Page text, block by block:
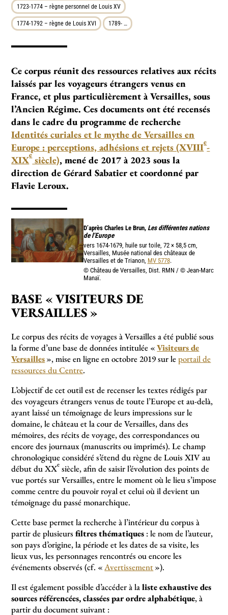
1723-1774 – règne personnel de Louis XV
1774-1792 – règne de Louis XVI 1789- …
Ce corpus réunit des ressources relatives aux récits
laissés par les voyageurs étrangers venus en
France, et plus particulièrement à Versailles, sous
l’Ancien Régime. Ces documents ont été recensés
dans le cadre du programme de recherche
Identités curiales et le mythe de Versailles en
Europe : perceptions, adhésions et rejets (XVIIIe-
XIXesiècle), mené de 2017 à 2023 sous la
direction de Gérard Sabatier et coordonné par
Flavie Leroux.
D’après Charles Le Brun, Les différentes nations
de l’Europe
vers 1674-1679, huile sur toile, 72 × 58,5 cm,
Versailles, Musée national des châteaux de
Versailles et de Trianon, MV 5778.
© Château de Versailles, Dist. RMN / © Jean-Marc
Manaï.
BASE «VISITEURS DE
VERSAILLES »
Le corpus des récits de voyages à Versailles a été publié sous
la forme d’une base de données intitulée «Visiteurs de
Versailles», mise en ligne en octobre 2019 sur leportail de
ressources du Centre.
L’objectif de cet outil est de recenser les textes rédigés par
des voyageurs étrangers venus de toute l’Europe et au-delà,
ayant laissé un témoignage de leurs impressions sur le
domaine, le château et la cour de Versailles, dans des
mémoires, des récits de voyage, des correspondances ou
encore des journaux (manuscrits ou imprimés). Le champ
chronologique considéré s’étend du règne de Louis XIV au
début du XXe siècle, afin de saisir l’évolution des points de
vue portés sur Versailles, entre le moment où le lieu s’impose
comme centre du pouvoir royal et celui où il devient un
témoignage du passé monarchique.
Cette base permet la recherche à l’intérieur du corpus à
partir de plusieursfiltres thématiques : le nom de l’auteur,
son pays d’origine, la période et les dates de sa visite, les
lieux vus, les personnages rencontrés ou encore les
événements observés (cf. «Avertissement»).
Il est également possible d’accéder à laliste exhaustive des
sources référencées, classées par ordre alphabétique, à
partir du document suivant :